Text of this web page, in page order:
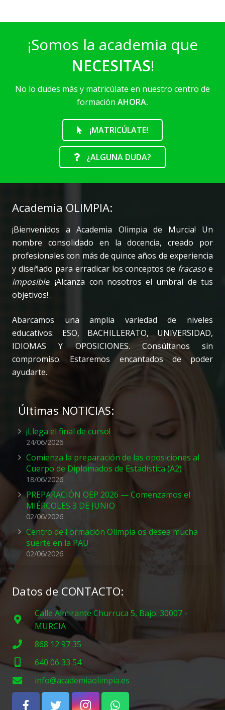
¡Somos la academia que
NECESITAS!
No lo dudes más y matricúlate en nuestro centro de
formación AHORA.
¡MATRICÚLATE!
¿ALGUNA DUDA?
Academia OLIMPIA:
¡Bienvenidos a Academia Olimpia de Murcia! Un
nombre consolidado en la docencia, creado por
profesionales con más de quince años de experiencia
y diseñado para erradicar los conceptos de fracaso e
imposible. ¡Alcanza con nosotros el umbral de tus
objetivos! .
Abarcamos una amplia variedad de niveles
educativos: ESO, BACHILLERATO, UNIVERSIDAD,
IDIOMAS Y OPOSICIONES. Consúltanos sin
compromiso. Estaremos encantados de poder
ayudarte.
Últimas NOTICIAS:
¡Llega el final de curso!
24/06/2026
Comienza la preparación de las oposiciones al
Cuerpo de Diplomados de Estadística (A2)
18/06/2026
PREPARACIÓN OEP 2026 — Comenzamos el
MIÉRCOLES 3 DE JUNIO
02/06/2026
Centro de Formación Olimpia os desea mucha
suerte en la PAU
02/06/2026
Datos de CONTACTO:
Calle Almirante Churruca 5, Bajo. 30007 -
MURCIA
868 12 97 35
640 06 33 54
info@academiaolimpia.es